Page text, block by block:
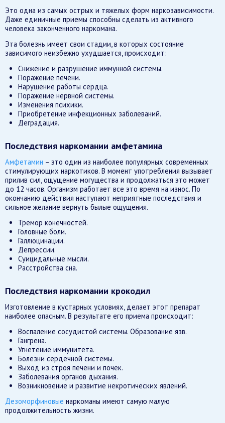
Это одна из самых острых и тяжелых форм наркозависимости.
Даже единичные приемы способны сделать из активного
человека законченного наркомана.
Эта болезнь имеет свои стадии, в которых состояние
зависимого неизбежно ухудшается, происходит:
Снижение и разрушение иммунной системы.
Поражение печени.
Нарушение работы сердца.
Поражение нервной системы.
Изменения психики.
Приобретение инфекционных заболеваний.
Деградация.
Последствия наркомании амфетамина
Амфетамин – это один из наиболее популярных современных
стимулирующих наркотиков. В момент употребления вызывает
прилив сил, ощущение могущества и продолжаться это может
до 12 часов. Организм работает все это время на износ. По
окончанию действия наступают неприятные последствия и
сильное желание вернуть былые ощущения.
Тремор конечностей.
Головные боли.
Галлюцинации.
Депрессии.
Суицидальные мысли.
Расстройства сна.
Последствия наркомании крокодил
Изготовление в кустарных условиях, делает этот препарат
наиболее опасным. В результате его приема происходит:
Воспаление сосудистой системы. Образование язв.
Гангрена.
Угнетение иммунитета.
Болезни сердечной системы.
Выход из строя печени и почек.
Заболевания органов дыхания.
Возникновение и развитие некротических явлений.
Дезоморфиновые наркоманы имеют самую малую
продолжительность жизни.